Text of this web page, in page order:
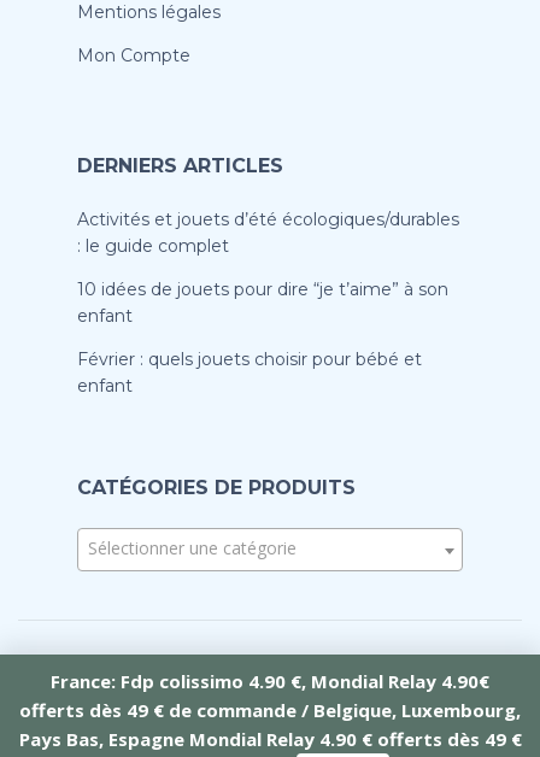
France: Fdp colissimo 4.90 €, Mondial Relay 4.90€
offerts dès 49 € de commande / Belgique, Luxembourg,
Pays Bas, Espagne Mondial Relay 4.90 € offerts dès 49 €
Mentions légales
Mon Compte
DERNIERS ARTICLES
Activités et jouets d’été écologiques/durables
: le guide complet
10 idées de jouets pour dire “je t’aime” à son
enfant
Février : quels jouets choisir pour bébé et
enfant
CATÉGORIES DE PRODUITS
Sélectionner une catégorie
Crée par Tramontana Web